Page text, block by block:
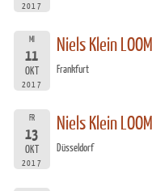
2017
MI
11
OKT
2017
Niels Klein LOOM
Frankfurt
FR
13
OKT
2017
Niels Klein LOOM
Düsseldorf